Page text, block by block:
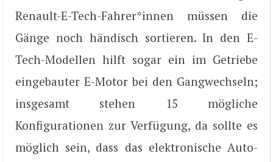
Renault-E-Tech-Fahrer*innen müssen die
Gänge noch händisch sortieren. In den E-
Tech-Modellen hilft sogar ein im Getriebe
eingebauter E-Motor bei den Gangwechseln;
insgesamt stehen 15 mögliche
Konfigurationen zur Verfügung, da sollte es
möglich sein, dass das elektronische Auto-